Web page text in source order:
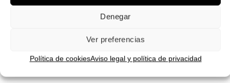
Denegar
Ver preferencias
Política de cookiesAviso legal y política de privacidad
We ship to all EU countries.